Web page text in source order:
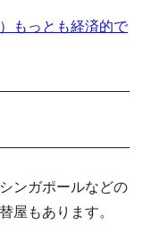
もっとも経済的で
ンガポールなどの
屋もあります。